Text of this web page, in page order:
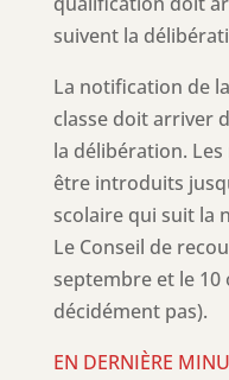
suivent la
La notification de
classe doit arriver
la délibération.
être introduits
scolaire qui suit la
Le Conseil de
septembre et le 10
décidément pas).
EN DERNIÈRE